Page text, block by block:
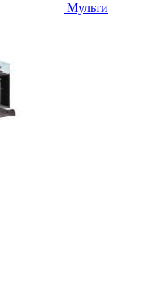
Мульти